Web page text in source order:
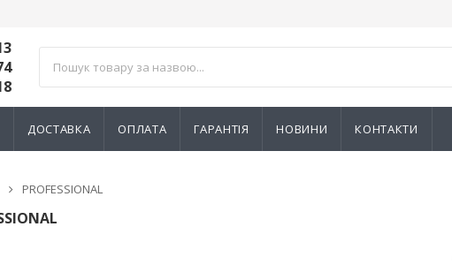
ДОСТАВКА ОПЛАТА ГАРАНТІЯ НОВИНИ КОНТАКТИ
PROFESSIONAL